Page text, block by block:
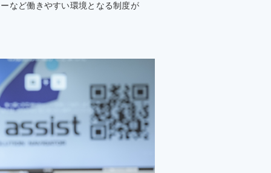
など働きやすい環境となる制度が